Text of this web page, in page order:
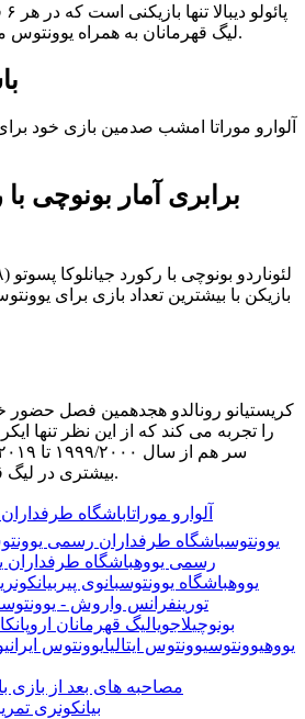
لیگ قهرمانان به همراه یوونتوس موفق به گلزنی شده است.
آلوارو موراتا امشب صدمین بازی خود
برابری آمار بونوچی
بازیکن با بیشترین تعداد بازی برای
کریستیانو رونالدو هجدهمین فصل حضور
بیشتری در لیگ قهرمانان نسبت به او دارد.
آلوارو موراتاباشگاه
یوونتوسباشگاه طرفداران رسمی
رسمی یووهباشگاه طرفداران
یووهباشگاه یوونتوسبانوی پیر بیانکونری
تورینفرانس واروش - یوونتوس
بونوچیلاجویالیگ قهرمانان اروپا
یووهیوونتوسیوونتوس ایتالیایوونتوس ایران
مصاحبه های بعد از بازی
بیانکونری